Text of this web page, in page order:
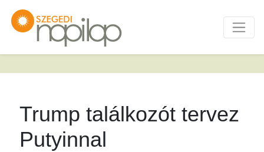
Trump találkozót tervez
Putyinnal